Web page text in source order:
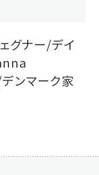
グナー/デイ
ンマーク家